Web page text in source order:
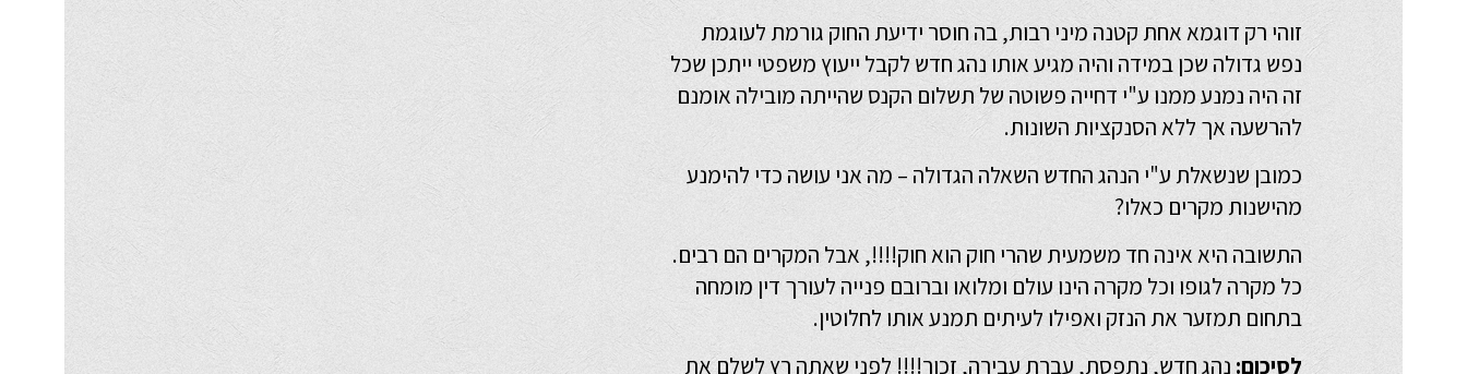
זוהי רק דוגמא אחת קטנה מיני רבות, בה חוסר ידיעת החוק גורמת לעוגמת
נפש גדולה שכן במידה והיה מגיע אותו נהג חדש לקבל ייעוץ משפטי ייתכן שכל
זה היה נמנע ממנו ע"י דחייה פשוטה של תשלום הקנס שהייתה מובילה אומנם
להרשעה אך ללא הסנקציות השונות.
כמובן שנשאלת ע"י הנהג החדש השאלה הגדולה – מה אני עושה כדי להימנע
מהישנות מקרים כאלו?
התשובה היא אינה חד משמעית שהרי חוק הוא חוק!!!!, אבל המקרים הם רבים.
כל מקרה לגופו וכל מקרה הינו עולם ומלואו וברובם פנייה לעורך דין מומחה
בתחום תמזער את הנזק ואפילו לעיתים תמנע אותו לחלוטין.
לסיכום: נהג חדש, נתפסת, עברת עבירה, זכור!!!! לפני שאתה רץ לשלם את